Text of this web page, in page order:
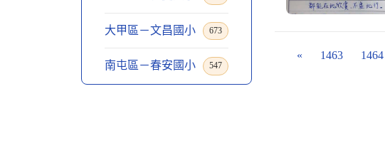
大甲區－文昌國小 673
南屯區－春安國小 547
« 1463 1464